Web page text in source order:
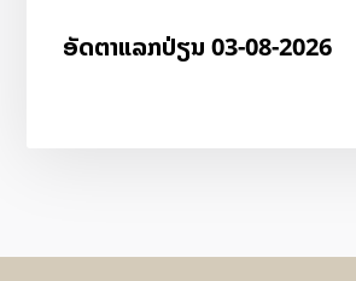
ອັດ​ຕາ​ແລກ​ປ່ຽນ 03-08-2026